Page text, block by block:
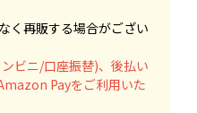
く再販する場合がござい
ビニ/口座振替)、後払い
Payをご利用いた